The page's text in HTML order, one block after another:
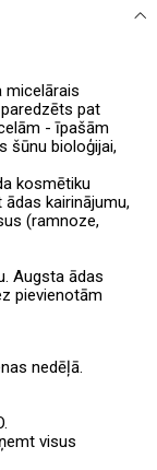
micelārais
pat
- īpašām
šūnu bioloģijai,
kosmētiku
kairinājumu,
(ramnoze,
Augsta ādas
pievienotām
nedēļā.
visus